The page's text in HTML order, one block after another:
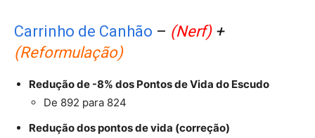
Carrinho de Canhão – (Nerf)+
(Reformulação)
Redução de -8% dos Pontos de Vida do Escudo
De 892 para 824
Redução dos pontos de vida (correção)